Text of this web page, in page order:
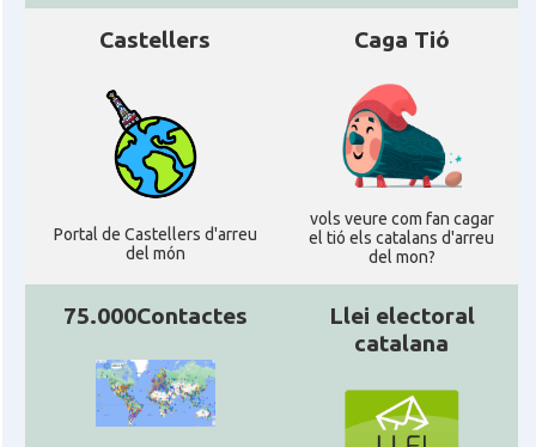
Castellers
Portal de Castellers d'arreu
del món
Caga Tió
vols veure com fan cagar
el tió els catalans d'arreu
del mon?
75.000Contactes
Llei electoral
catalana